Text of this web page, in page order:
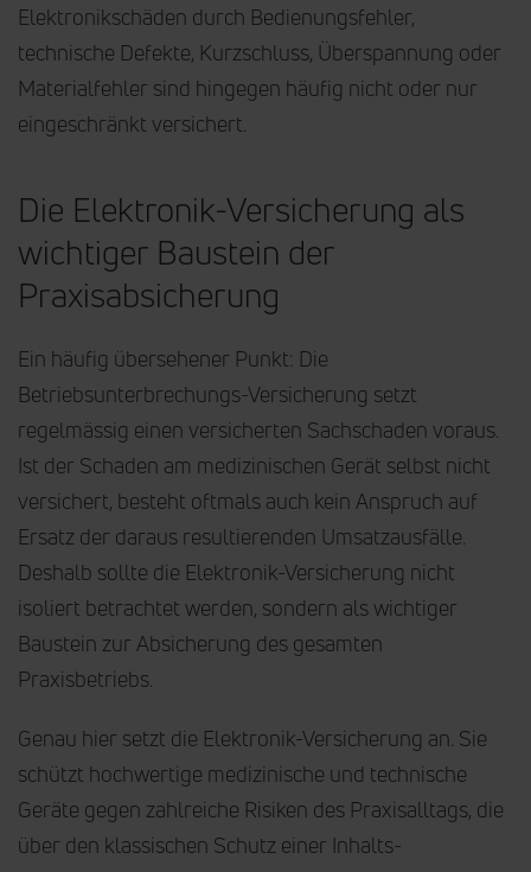
Elektronikschäden durch Bedienungsfehler,
technische Defekte, Kurzschluss, Überspannung oder
Materialfehler sind hingegen häufig nicht oder nur
eingeschränkt versichert.
Die Elektronik-Versicherung als
wichtiger Baustein der
Praxisabsicherung
Ein häufig übersehener Punkt: Die
Betriebsunterbrechungs-Versicherung setzt
regelmässig einen versicherten Sachschaden voraus.
Ist der Schaden am medizinischen Gerät selbst nicht
versichert, besteht oftmals auch kein Anspruch auf
Ersatz der daraus resultierenden Umsatzausfälle.
Deshalb sollte die Elektronik-Versicherung nicht
isoliert betrachtet werden, sondern als wichtiger
Baustein zur Absicherung des gesamten
Praxisbetriebs.
Genau hier setzt die Elektronik-Versicherung an. Sie
schützt hochwertige medizinische und technische
Geräte gegen zahlreiche Risiken des Praxisalltags, die
über den klassischen Schutz einer Inhalts-